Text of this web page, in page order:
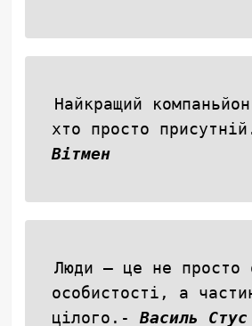
Найкращий
хто просто
Вітмен
Люди — це не просто
особистості, а
цілого.- Василь Стус